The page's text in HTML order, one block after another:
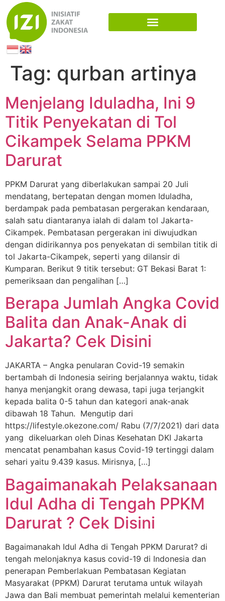
Tag: qurban artinya
Menjelang Iduladha, Ini 9
Titik Penyekatan di Tol
Cikampek Selama PPKM
Darurat
PPKM Darurat yang diberlakukan sampai 20 Juli
mendatang, bertepatan dengan momen Iduladha,
berdampak pada pembatasan pergerakan kendaraan,
salah satu diantaranya ialah di dalam tol Jakarta-
Cikampek. Pembatasan pergerakan ini diwujudkan
dengan didirikannya pos penyekatan di sembilan titik di
tol Jakarta-Cikampek, seperti yang dilansir di
Kumparan. Berikut 9 titik tersebut: GT Bekasi Barat 1:
pemeriksaan dan pengalihan […]
Berapa Jumlah Angka Covid
Balita dan Anak-Anak di
Jakarta? Cek Disini
JAKARTA – Angka penularan Covid-19 semakin
bertambah di Indonesia seiring berjalannya waktu, tidak
hanya menjangkit orang dewasa, tapi juga terjangkit
kepada balita 0-5 tahun dan kategori anak-anak
dibawah 18 Tahun. Mengutip dari
https://lifestyle.okezone.com/ Rabu (7/7/2021) dari data
yang dikeluarkan oleh Dinas Kesehatan DKI Jakarta
mencatat penambahan kasus Covid-19 tertinggi dalam
sehari yaitu 9.439 kasus. Mirisnya, […]
Bagaimanakah Pelaksanaan
Idul Adha di Tengah PPKM
Darurat ? Cek Disini
Bagaimanakah Idul Adha di Tengah PPKM Darurat? di
tengah melonjaknya kasus covid-19 di Indonesia dan
penerapan Pemberlakuan Pembatasan Kegiatan
Masyarakat (PPKM) Darurat terutama untuk wilayah
Jawa dan Bali membuat pemerintah melalui kementerian